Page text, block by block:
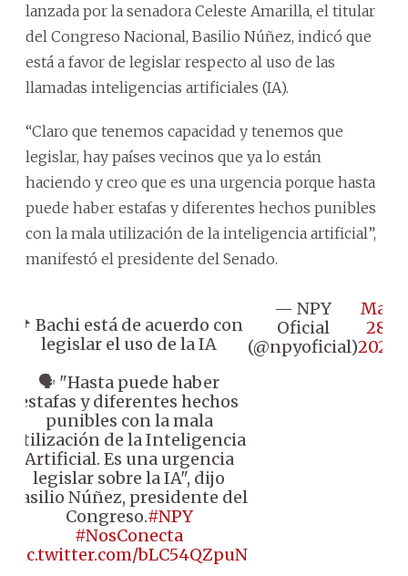
lanzada por la senadora Celeste Amarilla, el titular
del Congreso Nacional, Basilio Núñez, indicó que
está a favor de legislar respecto al uso de las
llamadas inteligencias artificiales (IA).
“Claro que tenemos capacidad y tenemos que
legislar, hay países vecinos que ya lo están
haciendo y creo que es una urgencia porque hasta
puede haber estafas y diferentes hechos punibles
con la mala utilización de la inteligencia artificial”,
manifestó el presidente del Senado.
📌 Bachi está de acuerdo con
legislar el uso de la IA
🗣️ "Hasta puede haber
estafas y diferentes hechos
punibles con la mala
utilización de la Inteligencia
Artificial. Es una urgencia
legislar sobre la IA", dijo
Basilio Núñez, presidente del
Congreso.#NPY
#NosConecta
pic.twitter.com/bLC54QZpuN
— NPY
Oficial
(@npyoficial)
May
28,
2026